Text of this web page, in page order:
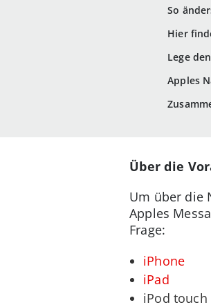
So
Hier
Lege
Apples
Über die
Um über die
Apples
Frage:
iPhone
iPad
iPod touch